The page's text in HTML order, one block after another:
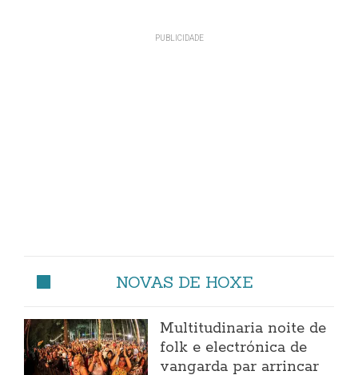
NOVAS DE HOXE
Multitudinaria noite de
folk e electrónica de
vangarda par arrincar